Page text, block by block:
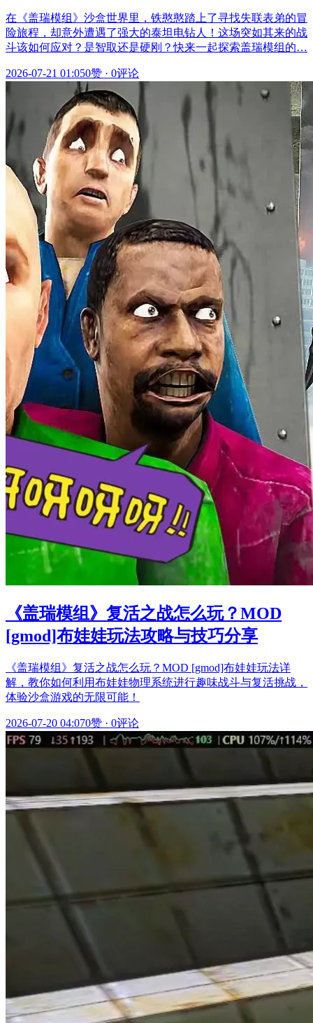
在《盖瑞模组》沙盒世界里，铁憨憨踏上了寻找失联表弟的冒
险旅程，却意外遭遇了强大的泰坦电钻人！这场突如其来的战
斗该如何应对？是智取还是硬刚？快来一起探索盖瑞模组的…
2026-07-21 01:050赞 · 0评论
《盖瑞模组》复活之战怎么玩？MOD
[gmod]布娃娃玩法攻略与技巧分享
《盖瑞模组》复活之战怎么玩？MOD [gmod]布娃娃玩法详
解，教你如何利用布娃娃物理系统进行趣味战斗与复活挑战，
体验沙盒游戏的无限可能！
2026-07-20 04:070赞 · 0评论